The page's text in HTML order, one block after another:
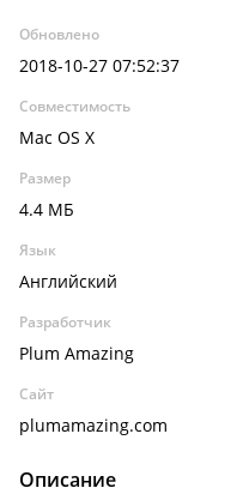
Обновлено
2018-10-27 07:52:37
Совместимость
Mac OS X
Размер
4.4 МБ
Язык
Английский
Разработчик
Plum Amazing
Сайт
plumamazing.com
Описание